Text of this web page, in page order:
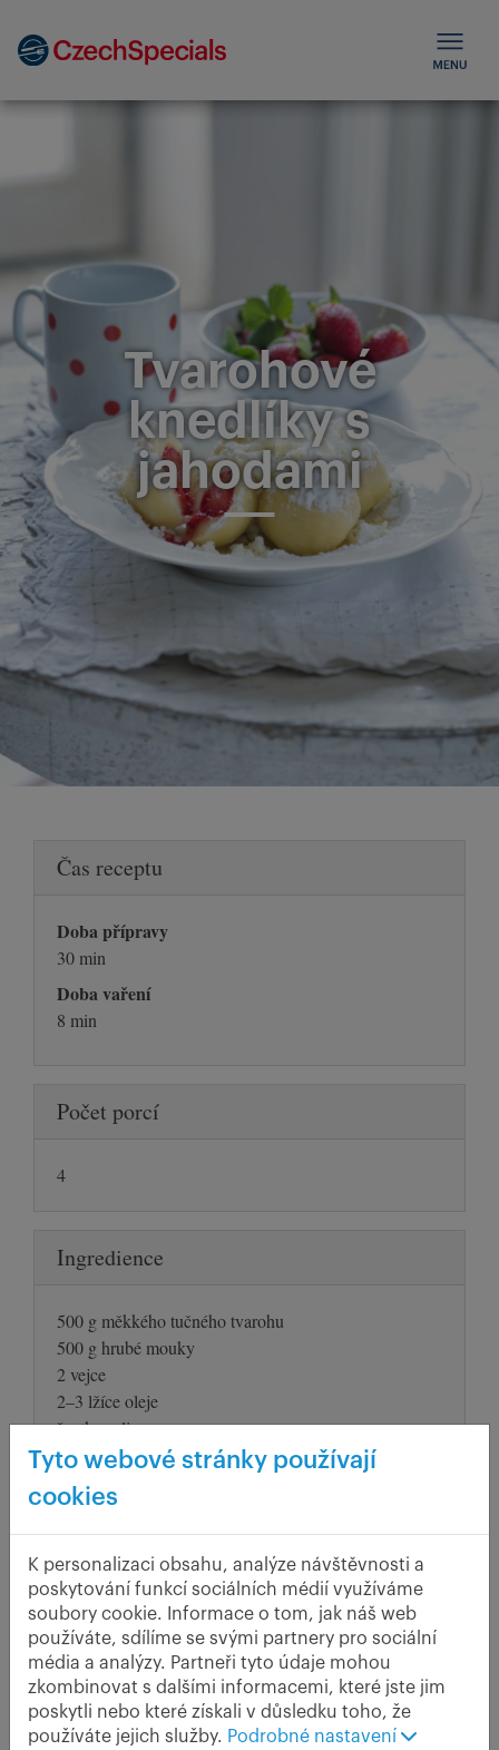
Tvarohové
knedlíky s
jahodami
Čas receptu
Doba přípravy
30 min
Doba vaření
8 min
Počet porcí
4
Ingredience
500 g měkkého tučného tvarohu
500 g hrubé mouky
2 vejce
2–3 lžíce oleje
špetka soli
20–30 čerstvých jahod
4 lžíce rozpuštěného másla, 4 lžíce moučkového cukru,
4 lžíce zakysané smetany
V květnu začíná sezona jahod, která trvá až
do června. Na rozdíl od skleníkových jahod
bez chuti a vůně, které jsou ke koupi po celý
rok, ty ze zahrádek a českých polí, které
uzrály na sluníčku, nenapodobitelně chutnají
i voní. Nejvíc jim sluší jen jednoduchá a
krátká úprava, jako je třeba právě náš recept.
Nevařte ale knedlíky zbytečně dlouho, aby
Tyto webové stránky používají
cookies
K personalizaci obsahu, analýze návštěvnosti a
poskytování funkcí sociálních médií využíváme
soubory cookie. Informace o tom, jak náš web
používáte, sdílíme se svými partnery pro sociální
média a analýzy. Partneři tyto údaje mohou
zkombinovat s dalšími informacemi, které jste jim
poskytli nebo které získali v důsledku toho, že
používáte jejich služby. Podrobné nastavení